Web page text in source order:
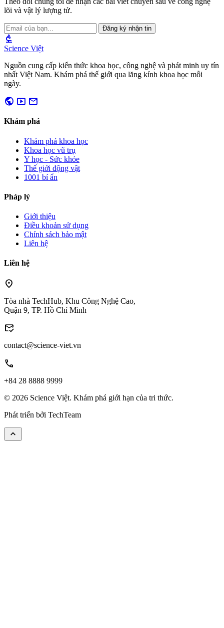
lõi và vật lý lượng tử.
Đăng ký nhận tin
biotech
Science Việt
Nguồn cung cấp kiến thức khoa học, công nghệ và phát minh uy tín
nhất Việt Nam. Khám phá thế giới qua lăng kính khoa học mỗi
ngày.
public smart_display mail
Khám phá
Khám phá khoa học
Khoa học vũ trụ
Y học - Sức khỏe
Thế giới động vật
1001 bí ẩn
Pháp lý
Giới thiệu
Điều khoản sử dụng
Chính sách bảo mật
Liên hệ
Liên hệ
location_on
Tòa nhà TechHub, Khu Công Nghệ Cao,
Quận 9, TP. Hồ Chí Minh
mark_email_read
contact@science-viet.vn
call
+84 28 8888 9999
© 2026 Science Việt. Khám phá giới hạn của tri thức.
Phát triển bởi TechTeam
keyboard_arrow_up